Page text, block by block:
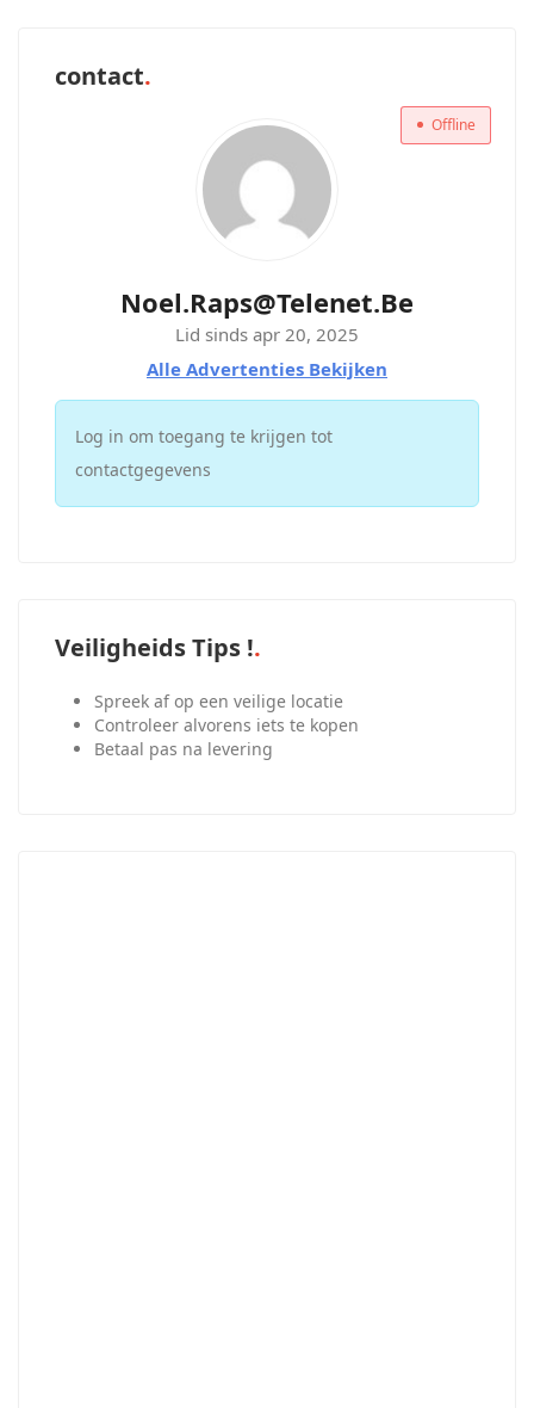
contact
Offline
Noel.raps@telenet.be
Lid sinds apr 20, 2025
Alle Advertenties Bekijken
Log in om toegang te krijgen tot
contactgegevens
Veiligheids Tips !
Spreek af op een veilige locatie
Controleer alvorens iets te kopen
Betaal pas na levering